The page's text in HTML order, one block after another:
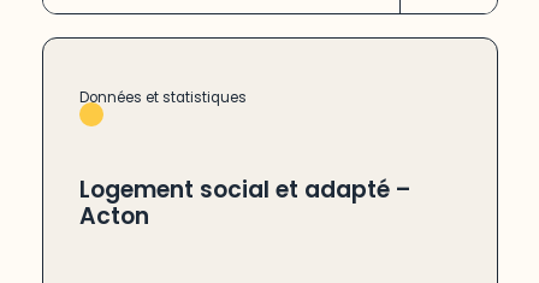
Données et statistiques
Logement social et adapté –
Acton